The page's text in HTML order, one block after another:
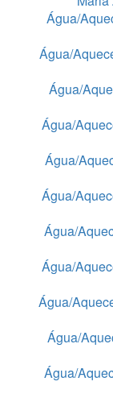
Água/
Água/
Água/
Água/
Água/
Água/
Água/
Água/
Água/
Água/
Água/